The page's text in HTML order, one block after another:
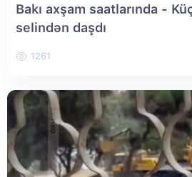
Bakı axşam saatlarında -
selindən daşdı
1261